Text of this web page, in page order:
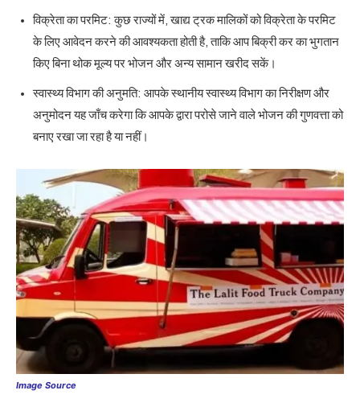
विक्रेता का परमिट: कुछ राज्यों में, खाद्य ट्रक मालिकों को विक्रेता के परमिट
के लिए आवेदन करने की आवश्यकता होती है, ताकि आप बिक्री कर का भुगतान
किए बिना थोक मूल्य पर भोजन और अन्य सामान खरीद सकें।
स्वास्थ्य विभाग की अनुमति: आपके स्थानीय स्वास्थ्य विभाग का निरीक्षण और
अनुमोदन यह जाँच करेगा कि आपके द्वारा परोसे जाने वाले भोजन की गुणवत्ता को
बनाए रखा जा रहा है या नहीं।
Image Source